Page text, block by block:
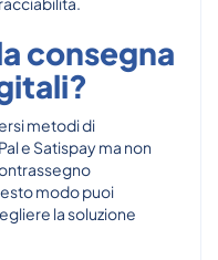
consegna
metodi di
e Satispay ma non
modo puoi
la soluzione